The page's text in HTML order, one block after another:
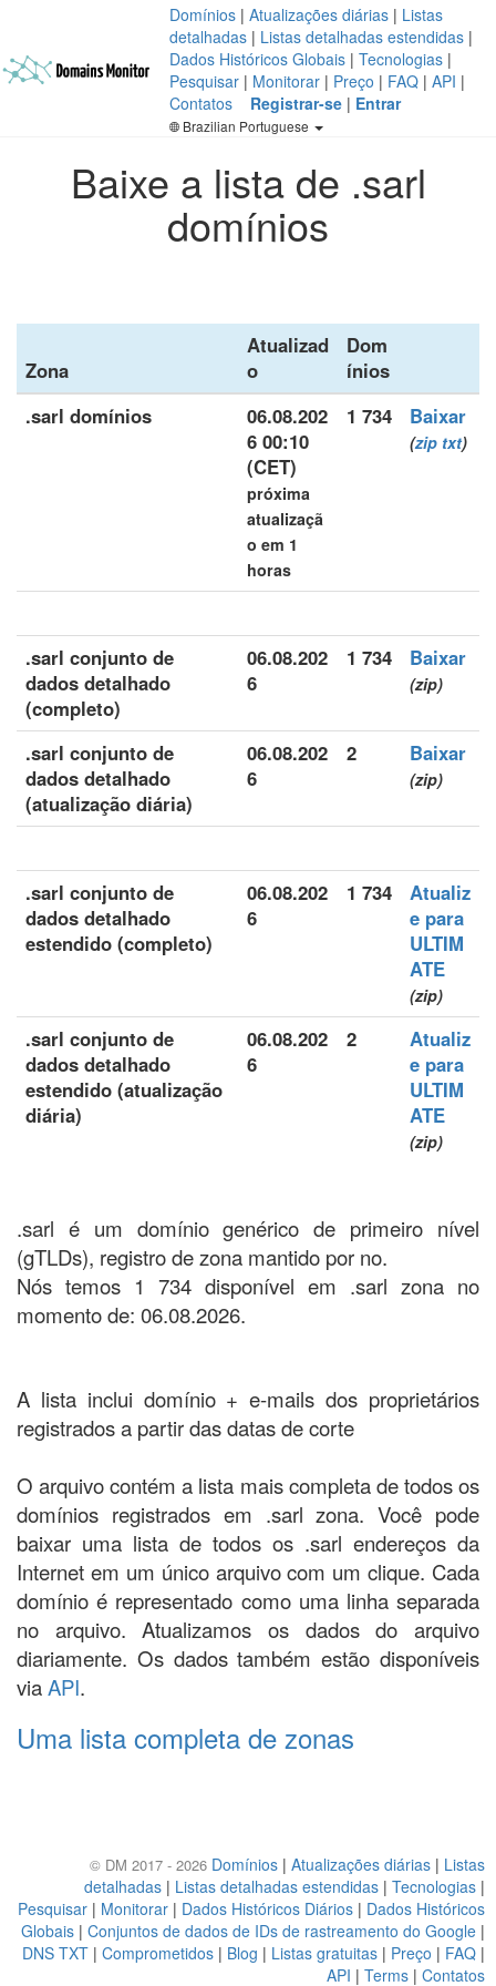
Domínios | Atualizações diárias | Listas
detalhadas | Listas detalhadas estendidas |
Dados Históricos Globais | Tecnologias |
Pesquisar | Monitorar | Preço | FAQ | API |
Contatos
Registrar-se | Entrar
Brazilian Portuguese
Baixe a lista de .sarl
domínios
Zona
Atualizad
o
Dom
ínios
.sarl domínios
06.08.202
6 00:10
(CET)
próxima
atualizaçã
o em 1
horas
1 734 Baixar
(zip txt)
.sarl conjunto de
dados detalhado
(completo)
06.08.202
6
1 734 Baixar
(zip)
.sarl conjunto de
dados detalhado
(atualização diária)
06.08.202
6
2 Baixar
(zip)
.sarl conjunto de
dados detalhado
estendido (completo)
06.08.202
6
1 734
Atualiz
e para
ULTIM
ATE
(zip)
.sarl conjunto de
dados detalhado
estendido (atualização
diária)
06.08.202
6
2
Atualiz
e para
ULTIM
ATE
(zip)
.sarl é um domínio genérico de primeiro nível
(gTLDs), registro de zona mantido por no.
Nós temos 1 734 disponível em .sarl zona no
momento de: 06.08.2026.
A lista inclui domínio + e-mails dos proprietários
registrados a partir das datas de corte
O arquivo contém a lista mais completa de todos os
domínios registrados em .sarl zona. Você pode
baixar uma lista de todos os .sarl endereços da
Internet em um único arquivo com um clique. Cada
domínio é representado como uma linha separada
no arquivo. Atualizamos os dados do arquivo
diariamente. Os dados também estão disponíveis
viaAPI.
Uma lista completa de zonas
© DM 2017 - 2026 Domínios | Atualizações diárias | Listas
detalhadas | Listas detalhadas estendidas | Tecnologias |
Pesquisar | Monitorar | Dados Históricos Diários | Dados Históricos
Globais | Conjuntos de dados de IDs de rastreamento do Google |
DNS TXT | Comprometidos | Blog | Listas gratuitas | Preço | FAQ |
API | Terms | Contatos